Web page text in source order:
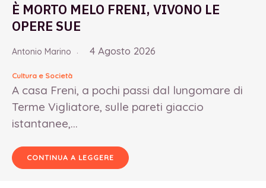
È MORTO MELO FRENI, VIVONO LE
OPERE SUE
Antonio Marino 4 Agosto 2026
Cultura e Società
A casa Freni, a pochi passi dal lungomare di
Terme Vigliatore, sulle pareti giaccio
istantanee,...
CONTINUA A LEGGERE